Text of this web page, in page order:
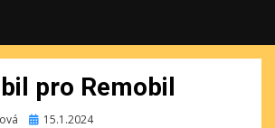
pro Remobil
Publikováno
15.1.2024